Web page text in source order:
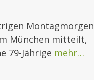
Montagmorgen
München mitteilt,
79-Jährige mehr…